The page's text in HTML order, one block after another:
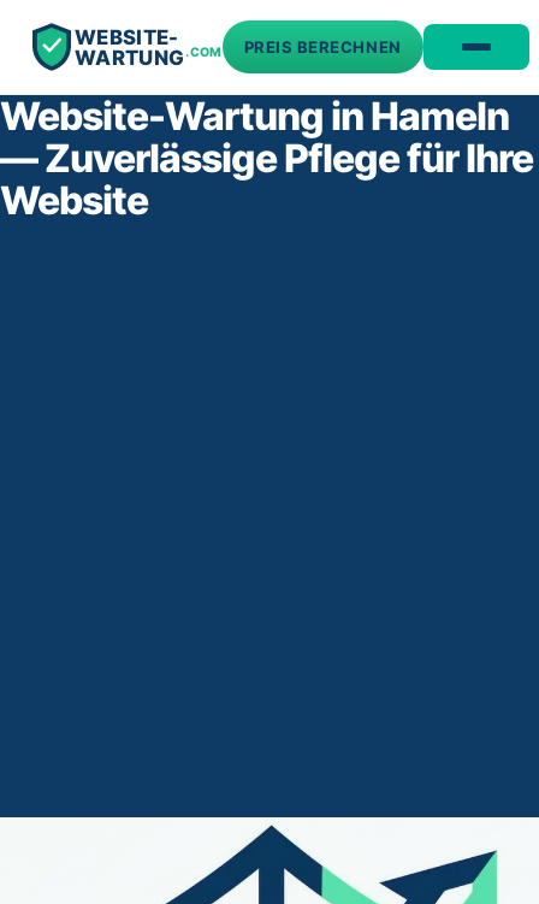
WEBSITE-
WARTUNG.COM PREIS BERECHNEN
Website-Wartung in Hameln
— Zuverlässige Pflege für Ihre
Website